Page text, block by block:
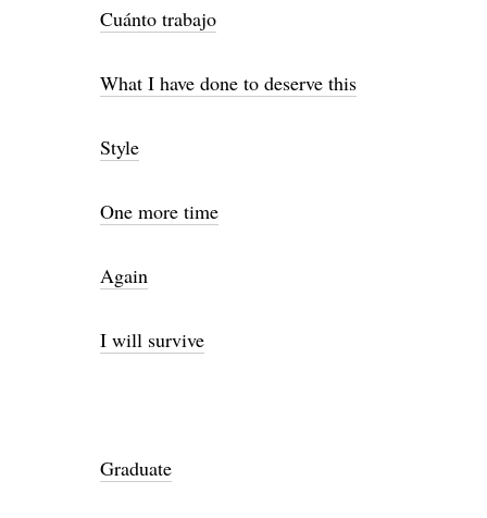
Cuánto trabajo
What I have done to deserve this
Style
One more time
Again
I will survive
Graduate